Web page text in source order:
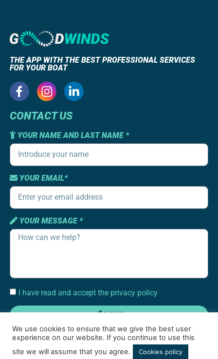
THE APP WITH THE BEST PROFESSIONAL SERVICES
FOR YOUR BOAT
CONTACT US
YOUR NAME AND LAST NAME *
YOUR EMAIL*
YOUR MESSAGE *
I have read and accept the privacy policy
SEND
We use cookies to ensure that we give the best user
experience on our website. If you continue to use this
site we will assume that you agree.
Cookies policy